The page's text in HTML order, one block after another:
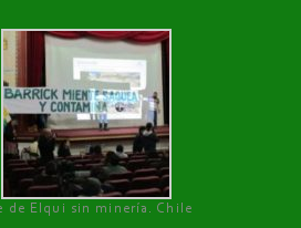
de Elqui sin minería. Chile